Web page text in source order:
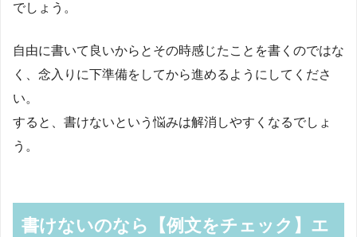
でしょう。
自由に書いて良いからとその時感じたことを書くのではな
く、念入りに下準備をしてから進めるようにしてくださ
い。
すると、書けないという悩みは解消しやすくなるでしょ
う。
書けないのなら【例文をチェック】エ